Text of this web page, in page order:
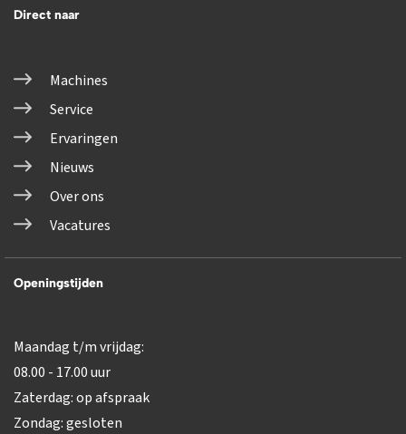
Direct naar
Machines
Service
Ervaringen
Nieuws
Over ons
Vacatures
Openingstijden
Maandag t/m vrijdag:
08.00 - 17.00 uur
Zaterdag: op afspraak
Zondag: gesloten